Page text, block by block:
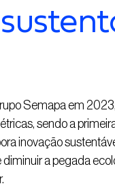
Semapa em
sendo a
inovação
a pegada